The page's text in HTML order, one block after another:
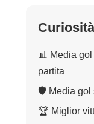
Curiosità
📊 Media
partita
🛡 Media gol
🏆 Miglior